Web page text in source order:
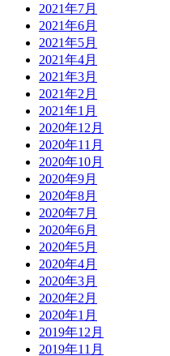
2021年7月
2021年6月
2021年5月
2021年4月
2021年3月
2021年2月
2021年1月
2020年12月
2020年11月
2020年10月
2020年9月
2020年8月
2020年7月
2020年6月
2020年5月
2020年4月
2020年3月
2020年2月
2020年1月
2019年12月
2019年11月